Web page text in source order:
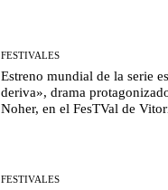
FESTIVALES
Estreno mundial de la serie
deriva», drama
Noher, en el FesTVal de
FESTIVALES